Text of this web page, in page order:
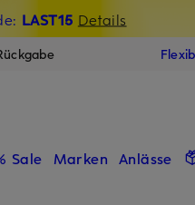
LAST15 Details
sichern
Sale Marken Anlässe